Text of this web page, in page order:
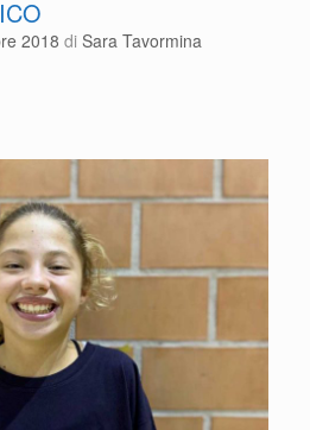
2018 di Sara Tavormina